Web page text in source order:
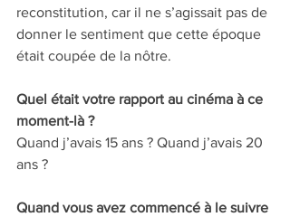
reconstitution, car il ne s’agissait pas de
donner le sentiment que cette époque
était coupée de la nôtre.
Quel était votre rapport au cinéma à ce
moment-là ?
Quand j’avais 15 ans ? Quand j’avais 20
ans ?
Quand vous avez commencé à le suivre